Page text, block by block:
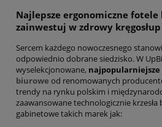
Najlepsze ergonomiczne fotele
zainwestuj w zdrowy kręgosłup
Sercem każdego nowoczesnego
odpowiednio dobrane siedzisko. W
wyselekcjonowane, najpopularniejsze
biurowe od renomowanych
trendy na rynku polskim i
zaawansowane technologicznie
gabinetowe takich marek jak: